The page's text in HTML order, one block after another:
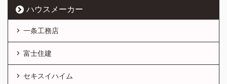
ハウスメーカー
一条工務店
富士住建
セキスイハイム